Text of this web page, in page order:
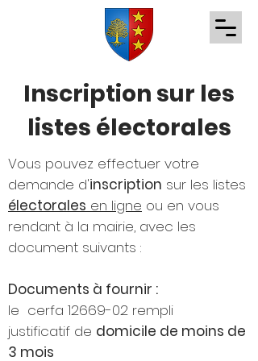
Inscription sur les
listes électorales
Vous pouvez effectuer votre
demande d'inscription sur les listes
électorales en ligne ou en vous
rendant à la mairie, avec les
document suivants :
Documents à fournir :
le cerfa 12669-02 rempli
justificatif de domicile de moins de
3 mois